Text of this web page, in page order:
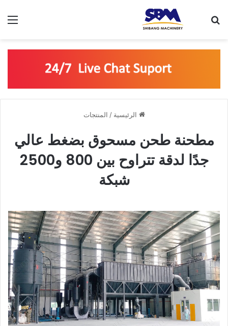
الرئيسية / المنتجات
مطحنة طحن مسحوق بضغط عالي
جدًا لدقة تتراوح بين 800 و2500
شبكة